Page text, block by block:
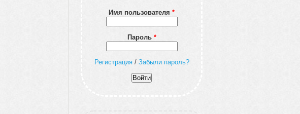
Имя пользователя *
Пароль *
Регистрация/ Забыли пароль?